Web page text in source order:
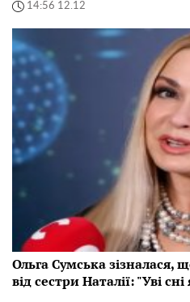
14:56 12.12
Ольга Сумська зізналася,
від сестри Наталії: "Уві